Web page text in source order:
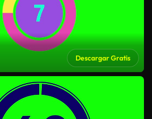
Descargar Gratis